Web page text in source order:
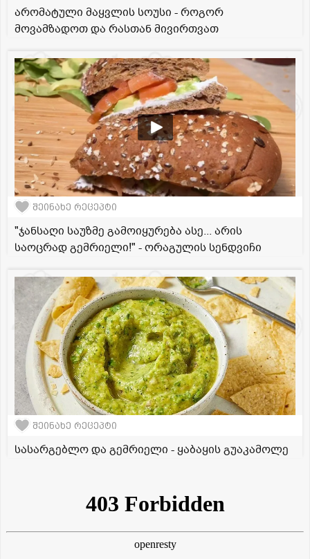
არომატული მაყვლის სოუსი - როგორ
მოვამზადოთ და რასთან მივირთვათ
შეინახე რეცეპტი
"ჯანსაღი საუზმე გამოიყურება ასე... არის
საოცრად გემრიელი!" - ორაგულის სენდვიჩი
შეინახე რეცეპტი
სასარგებლო და გემრიელი - ყაბაყის გუაკამოლე